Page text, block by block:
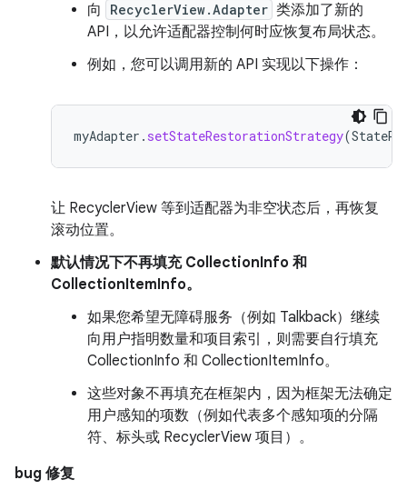
向
RecyclerView.Adapter 类添加了新的
API，以允许适配器控制何时应恢复布局状态。
例如，您可以调用新的 API 实现以下操作：
myAdapter . setStateRestorationStrategy(
让 RecyclerView 等到适配器为非空状态后，再恢复
滚动位置。
默认情况下不再填充 CollectionInfo 和
CollectionItemInfo。
如果您希望无障碍服务（例如 Talkback）继续
向用户指明数量和项目索引，则需要自行填充
CollectionInfo 和 CollectionItemInfo。
这些对象不再填充在框架内，因为框架无法确定
用户感知的项数（例如代表多个感知项的分隔
符、标头或 RecyclerView 项目）。
bug 修复